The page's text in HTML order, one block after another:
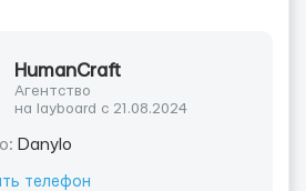
HumanCraft
Агентство
на layboard с 21.08.2024
Danylo
телефон